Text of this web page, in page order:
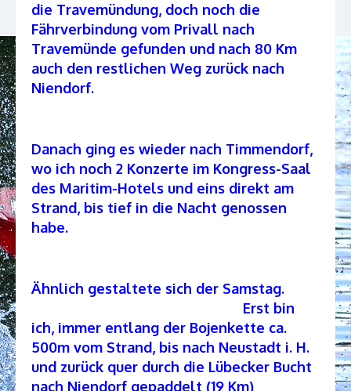
die Travemündung, doch noch die
Fährverbindung vom Privall nach
Travemünde gefunden und nach 80 Km
auch den restlichen Weg zurück nach
Niendorf.
Danach ging es wieder nach Timmendorf,
wo ich noch 2 Konzerte im Kongress-Saal
des Maritim-Hotels und eins direkt am
Strand, bis tief in die Nacht genossen
habe.
Ähnlich gestaltete sich der Samstag.
Erst bin
ich, immer entlang der Bojenkette ca.
500m vom Strand, bis nach Neustadt i. H.
und zurück quer durch die Lübecker Bucht
nach Niendorf gepaddelt (19 Km)